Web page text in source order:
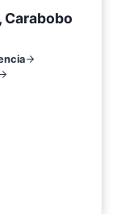
Carabobo